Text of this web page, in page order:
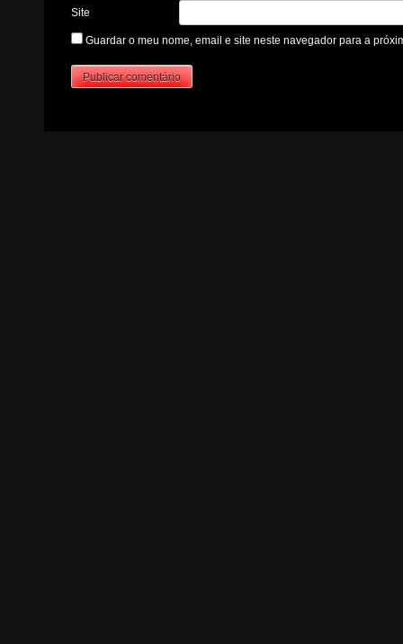
Site
Guardar o meu nome, email e site neste navegador para a